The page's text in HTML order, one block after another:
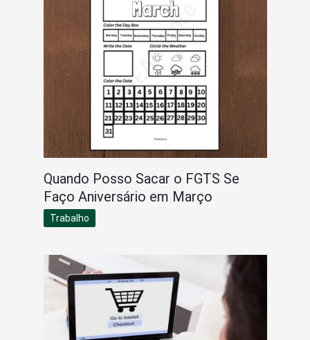
Quando Posso Sacar o FGTS Se
Faço Aniversário em Março
Trabalho